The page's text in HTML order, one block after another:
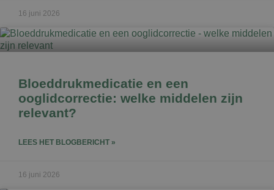
16 juni 2026
Bloeddrukmedicatie en een
ooglidcorrectie: welke middelen zijn
relevant?
LEES HET BLOGBERICHT »
16 juni 2026